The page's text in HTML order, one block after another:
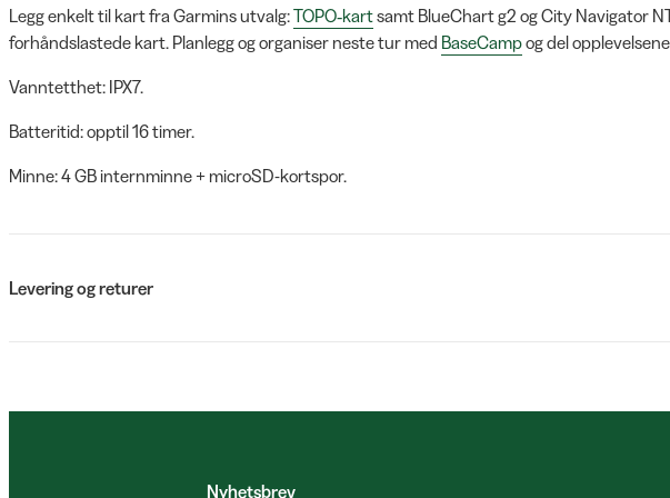
Legg enkelt til kart fra Garmins utvalg:TOPO‑kartsamt BlueChart g2 og City Navigator
forhåndslastede kart. Planlegg og organiser neste tur med BaseCampog del
Vanntetthet: IPX7.
Batteritid: opptil 16 timer.
Minne: 4 GB internminne + microSD-kortspor.
Levering og returer
Nyhetsbrev